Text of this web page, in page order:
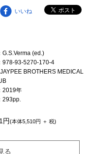
いいね
G.S.Verma (ed.)
978-93-5270-170-4
JAYPEE BROTHERS MEDICAL
2019年
293pp.
円(本体5,510円 ＋ 税)
る